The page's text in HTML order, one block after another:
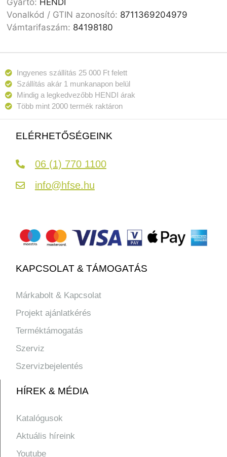
Vonalkód / GTIN azonosító: 8711369204979
Vámtarifaszám: 84198180
Ingyenes szállítás 25 000 Ft felett
Szállítás akár 1 munkanapon belül
Mindig a legkedvezőbb HENDI árak
Több mint 2000 termék raktáron
ELÉRHETŐSÉGEINK
06 (1) 770 1100
info@hfse.hu
KAPCSOLAT & TÁMOGATÁS
Márkabolt & Kapcsolat
Projekt ajánlatkérés
Terméktámogatás
Szerviz
Szervizbejelentés
HÍREK & MÉDIA
Katalógusok
Aktuális híreink
Youtube